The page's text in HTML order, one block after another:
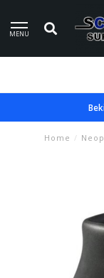
MENU
Home /